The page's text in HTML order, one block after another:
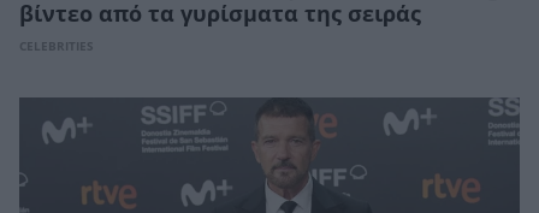
βίντεο από τα γυρίσματα της σειράς
CELEBRITIES